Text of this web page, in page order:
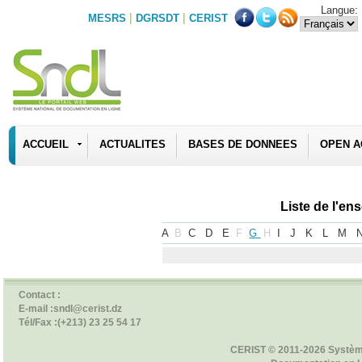
MESRS | DGRSDT | CERIST
Langue:
ACCUEIL ACTUALITES BASES DE DONNEES OPEN
Liste de
A B C D E F G H J K L M
Contact :
E-mail :sndl@cerist.dz
Tél/Fax :(+213) 23 25 54 17
CERIST © 2011-2026